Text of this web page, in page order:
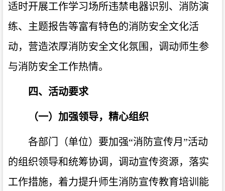
适时开展工作学习场所违禁电器识别、消防演
练、主题报告等富有特色的消防安全文化活
动，营造浓厚消防安全文化氛围，调动师生参
与消防安全工作热情。
四、活动要求
（一）加强领导，精心组织
各部门（单位）要加强“消防宣传月”活动
的组织领导和统筹协调，调动宣传资源，落实
工作措施，着力提升师生消防宣传教育培训能